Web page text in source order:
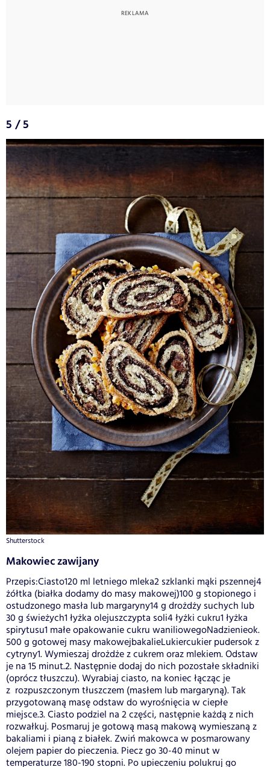
5 / 5
Shutterstock
Makowiec zawijany
Przepis:Ciasto120 ml letniego mleka2 szklanki mąki pszennej4
żółtka (białka dodamy do masy makowej)100 g stopionego i
ostudzonego masła lub margaryny14 g drożdży suchych lub
30 g świeżych1 łyżka olejuszczypta soli4 łyżki cukru1 łyżka
spirytusu1 małe opakowanie cukru waniliowegoNadzienieok.
500 g gotowej masy makowejbakalieLukiercukier pudersok z
cytryny1. Wymieszaj drożdże z cukrem oraz mlekiem. Odstaw
je na 15 minut.2. Następnie dodaj do nich pozostałe składniki
(oprócz tłuszczu). Wyrabiaj ciasto, na koniec łącząc je
z rozpuszczonym tłuszczem (masłem lub margaryną). Tak
przygotowaną masę odstaw do wyrośnięcia w ciepłe
miejsce.3. Ciasto podziel na 2 części, następnie każdą z nich
rozwałkuj. Posmaruj je gotową masą makową wymieszaną z
bakaliami i pianą z białek. Zwiń makowca w posmarowany
olejem papier do pieczenia. Piecz go 30-40 minut w
temperaturze 180-190 stopni. Po upieczeniu polukruj go